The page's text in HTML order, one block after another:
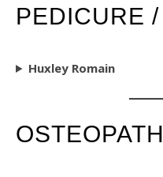
PEDICURE
Huxley Romain